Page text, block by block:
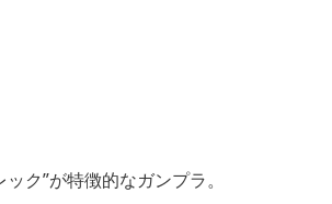
ク”が特徴的なガンプラ。